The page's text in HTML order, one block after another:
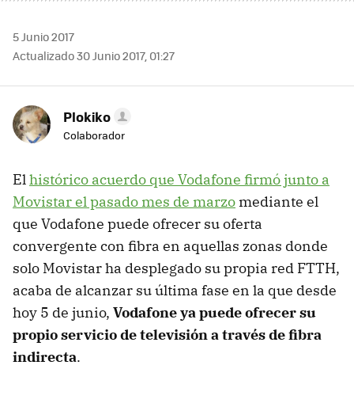
5 Junio 2017
Actualizado 30 Junio 2017, 01:27
Plokiko
Colaborador
Elhistórico acuerdo que Vodafone firmó junto a
Movistar el pasado mes de marzo mediante el
que Vodafone puede ofrecer su oferta
convergente con fibra en aquellas zonas donde
solo Movistar ha desplegado su propia red FTTH,
acaba de alcanzar su última fase en la que desde
hoy 5 de junio, Vodafone ya puede ofrecer su
propio servicio de televisión a través de fibra
indirecta.